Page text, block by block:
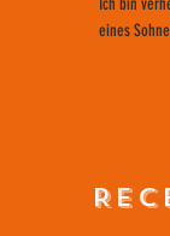
Ich bin
eines